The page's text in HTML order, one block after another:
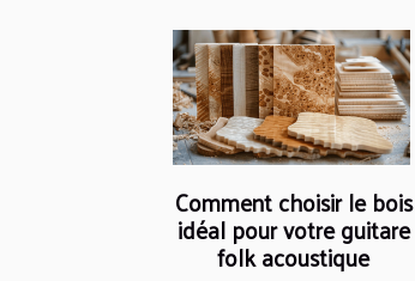
Comment choisir le bois
idéal pour votre guitare
folk acoustique